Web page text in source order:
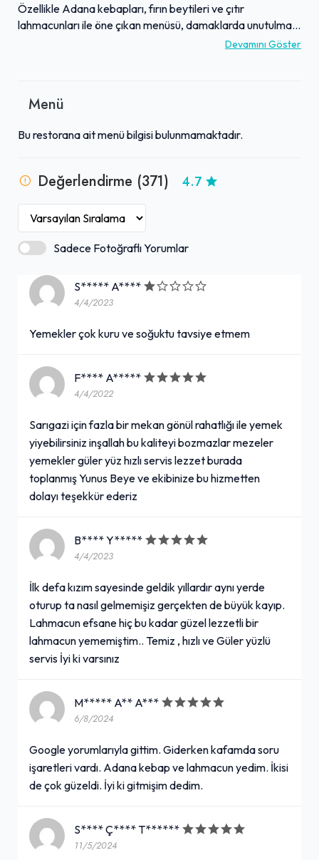
Özellikle Adana kebapları, fırın beytileri ve çıtır
lahmacunları ile öne çıkan menüsü, damaklarda unutulmaz
tatlar bırakmaktadır. Sunulan zengin ikramlar ve özenle
mekan, samimi ve sıcak atmosferiyle dikkat çekmektedir.
arayanlar için ideal bir durak olan işletme, kalitesiyle
hem de aile ortamına uygun sıcak atmosferiyle şiddetle
tavsiye edilen bir destinasyondur.
Devamını Göster
Menü
Bu restorana ait menü bilgisi bulunmamaktadır.
Değerlendirme (371) 4.7
Sadece Fotoğraflı Yorumlar
S***** A****
4/4/2023
Yemekler çok kuru ve soğuktu tavsiye etmem
F**** A*****
4/4/2022
Sarıgazi için fazla bir mekan gönül rahatlığı ile yemek
yiyebilirsiniz inşallah bu kaliteyi bozmazlar mezeler
yemekler güler yüz hızlı servis lezzet burada
toplanmış Yunus Beye ve ekibinize bu hizmetten
dolayı teşekkür ederiz
B**** Y*****
4/4/2023
İlk defa kızım sayesinde geldik yıllardır aynı yerde
oturup ta nasıl gelmemişiz gerçekten de büyük kayıp.
Lahmacun efsane hiç bu kadar güzel lezzetli bir
lahmacun yememiştim.. Temiz , hızlı ve Güler yüzlü
servis İyi ki varsınız
M***** A** A***
6/8/2024
Google yorumlarıyla gittim. Giderken kafamda soru
işaretleri vardı. Adana kebap ve lahmacun yedim. İkisi
de çok güzeldi. İyi ki gitmişim dedim.
S**** Ç**** T******
11/5/2024